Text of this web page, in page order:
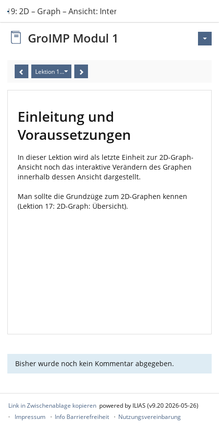
19: 2D – Graph – Ansicht: Interaktives Ve…
GroIMP Modul 1
Lektion 19: 2D – Graph – Ansicht: Interaktives Verändern des
Einleitung und
Voraussetzungen
In dieser Lektion wird als letzte Einheit zur 2D-Graph-
Ansicht noch das interaktive Verändern des Graphen
innerhalb dessen Ansicht dargestellt.
Man sollte die Grundzüge zum 2D-Graphen kennen
(Lektion 17: 2D-Graph: Übersicht).
Bisher wurde noch kein Kommentar abgegeben.
Link in Zwischenablage kopieren powered by ILIAS (v9.20 2026-05-26)
Impressum
Info Barrierefreiheit Nutzungsvereinbarung